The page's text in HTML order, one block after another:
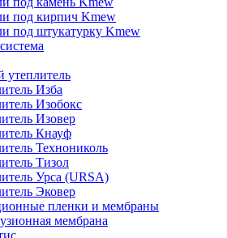
под кирпич Kmew
под штукатурку Kmew
утеплитель
Изба
Изобокс
Изовер
Кнауф
Технониколь
Тизол
Урса (URSA)
Эковер
пленки и мембраны
мембрана